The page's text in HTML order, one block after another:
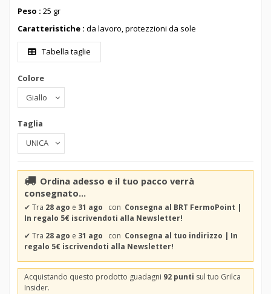
Peso : 25 gr
Caratteristiche : da lavoro, protezzioni da sole
Tabella taglie
Colore
Taglia
Ordina adesso e il tuo pacco verrà
consegnato...
✔ Tra 28 ago e 31 ago con Consegna al BRT FermoPoint |
In regalo 5€ iscrivendoti alla Newsletter!
✔ Tra 28 ago e 31 ago con Consegna al tuo indirizzo | In
regalo 5€ iscrivendoti alla Newsletter!
Acquistando questo prodotto guadagni 92 punti sul tuo Grilca
Insider.